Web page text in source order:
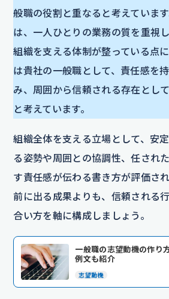
般職の役割と重なると考えていま
は、一人ひとりの業務の質を重視
組織を支える体制が整っている点
は貴社の一般職として、責任感を
み、周囲から信頼される存在とし
と考えています。
組織全体を支える立場として、安
る姿勢や周囲との協調性、任され
す責任感が伝わる書き方が評価さ
前に出る成果よりも、信頼される
合い方を軸に構成しましょう。
一般職の志望動機の作り
例文も紹介
志望動機